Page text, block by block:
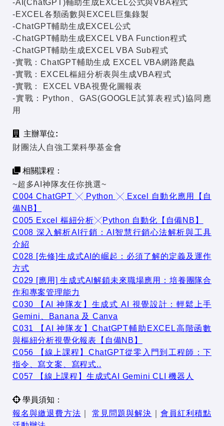
-AI(ChatGPT)輔助生成EXCEL公式與VBA程式
-EXCEL各類函數與EXCEL巨集錄製
-ChatGPT輔助生成EXCEL公式
-ChatGPT輔助生成EXCEL VBA Function程式
-ChatGPT輔助生成EXCEL VBA Sub程式
-實戰：ChatGPT輔助生成 EXCEL VBA網路爬蟲
-實戰：EXCEL樞紐分析表與生成VBA程式
-實戰： EXCEL VBA視覺化圖報表
-實戰：Python、GAS(GOOGLE試算表程式)協同應
用
主辦單位:
財團法人自強工業科學基金會
相關課程：
~超多AI神隊友任你挑選~
C004 ChatGPT ╳ Python ╳ Excel 自動化應用【自
備NB】
C005 Excel 樞紐分析╳Python 自動化【自備NB】
C008 深入解析AI行銷：AI智慧行銷心法解析與工具
介紹
C028 [先修]生成式AI的崛起：必須了解的定義及運作
方式
C029 [應用] 生成式AI解鎖未來職場應用：培養團隊合
作和專案管理能力
C030 【AI 神隊友】生成式 AI 視覺設計：輕鬆上手
Gemini、Banana 及 Canva
C031 【AI 神隊友】ChatGPT輔助EXCEL高階函數
與樞紐分析視覺化報表【自備NB】
C056 【線上課程】ChatGPT從零入門到工程師：下
指令、寫文案、寫程式..
C057 【線上課程】生成式AI Gemini CLI 機器人
學員須知：
報名與繳退費方法
常見問題與解決
會員紅利積點